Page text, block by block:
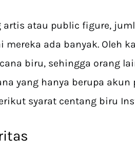
artis atau public figure,
mereka ada banyak. Oleh
biru, sehingga orang
yang hanya berupa akun
syarat centang biru